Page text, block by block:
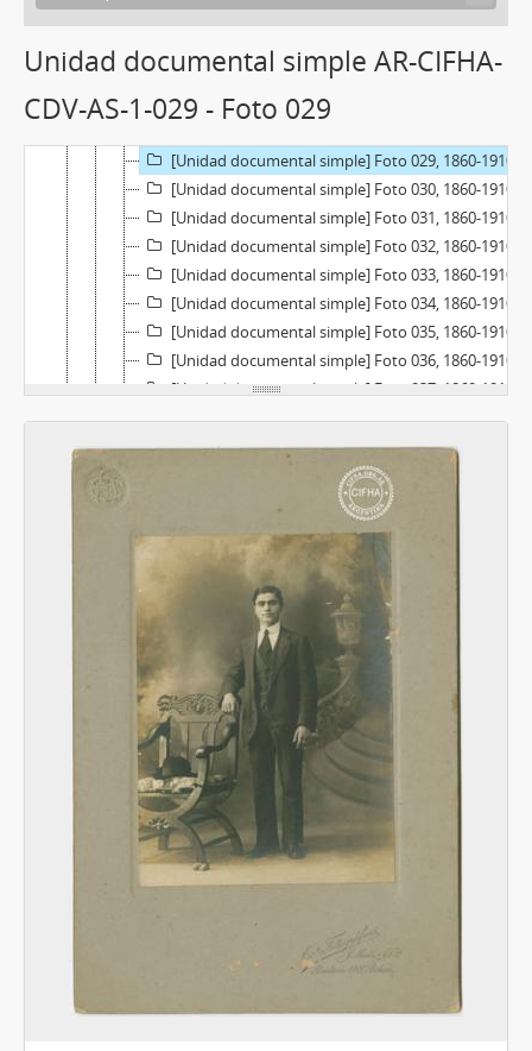
Unidad documental simple AR-CIFHA-
CDV-AS-1-029 - Foto 029
[Unidad documental simple] Foto 025, 1860-1910
[Unidad documental simple] Foto 026, 1860-1910
[Unidad documental simple] Foto 027, 1860-1910
[Unidad documental simple] Foto 029, 1860-1910
[Unidad documental simple] Foto 030, 1860-1910
[Unidad documental simple] Foto 031, 1860-1910
[Unidad documental simple] Foto 032, 1860-1910
[Unidad documental simple] Foto 033, 1860-1910
[Unidad documental simple] Foto 034, 1860-1910
[Unidad documental simple] Foto 035, 1860-1910
[Unidad documental simple] Foto 036, 1860-1910
[Unidad documental simple] Foto 037, 1860-1910
[Unidad documental simple] Foto 038, 1860-1910
[Unidad documental simple] Foto 039, 1860-1910
[Unidad documental simple] Foto 040, 1860-1910
[Unidad documental simple] Foto 041, 1860-1910
[Unidad documental simple] Foto 042, 1860-1910
[Unidad documental simple] Foto 043, 1860-1910
[Unidad documental simple] Foto 044, 1860-1910
[Unidad documental simple] Foto 045, 1860-1910
[Unidad documental simple] Foto 046, 1860-1910
[Unidad documental simple] Foto 047, 1860-1910
[Unidad documental simple] Foto 048, 1860-1910
[Unidad documental simple] Foto 049, 1860-1910
[Unidad documental simple] Foto 050, 1860-1910
[Unidad documental simple] Foto 051, 1860-1910
[Unidad documental simple] Foto 052, 1860-1910
[Unidad documental simple] Foto 053, 1860-1910
[Unidad documental simple] Foto 054, 1860-1910
[Unidad documental simple] Foto 056, 1860-1910
[Unidad documental simple] Foto 057, 1860-1910
[Unidad documental simple] Foto 058, 1860-1910
[Unidad documental simple] Foto 059, 1860-1910